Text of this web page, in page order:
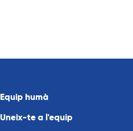
Equip humà
Uneix-te a l'equip